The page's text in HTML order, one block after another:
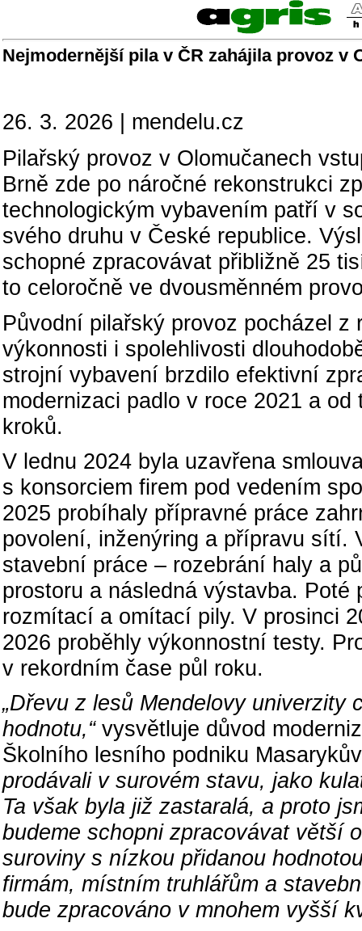
Nejmodernější pila v ČR zahájila provoz v
26. 3. 2026 | mendelu.cz
Pilařský provoz v Olomučanech
Brně zde po náročné rekonstrukci
technologickým vybavením patří v
svého druhu v České republice.
schopné zpracovávat přibližně 25
to celoročně ve dvousměnném
Původní pilařský provoz pocházel
výkonnosti i spolehlivosti
strojní vybavení brzdilo efektivní
modernizaci padlo v roce 2021 a
kroků.
V lednu 2024 byla uzavřena
s konsorciem firem pod vedením
2025 probíhaly přípravné práce
povolení, inženýring a přípravu sítí.
stavební práce – rozebrání haly a
prostoru a následná výstavba.
rozmítací a omítací pily. V prosinci
2026 proběhly výkonnostní testy.
v rekordním čase půl roku.
„Dřevu z lesů Mendelovy univerzity
hodnotu,“vysvětluje důvod
Školního lesního podniku
prodávali v surovém stavu, jako
Ta však byla již zastaralá, a proto
budeme schopni zpracovávat větší
suroviny s nízkou přidanou
firmám, místním truhlářům a
bude zpracováno v mnohem vyšší